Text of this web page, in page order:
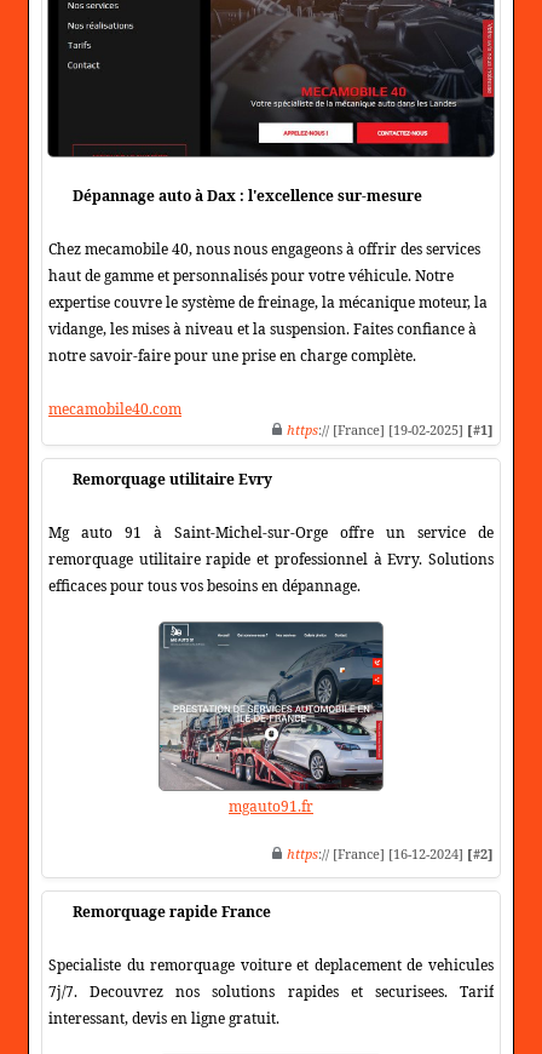
Dépannage auto à Dax : l'excellence sur-mesure
Chez mecamobile 40, nous nous engageons à offrir des services
haut de gamme et personnalisés pour votre véhicule. Notre
expertise couvre le système de freinage, la mécanique moteur, la
vidange, les mises à niveau et la suspension. Faites confiance à
notre savoir-faire pour une prise en charge complète.
mecamobile40.com
https:// [France] [19-02-2025] [#1]
Remorquage utilitaire Evry
Mg auto 91 à Saint-Michel-sur-Orge offre un service de
remorquage utilitaire rapide et professionnel à Evry. Solutions
efficaces pour tous vos besoins en dépannage.
mgauto91.fr
https:// [France] [16-12-2024] [#2]
Remorquage rapide France
Specialiste du remorquage voiture et deplacement de vehicules
7j/7. Decouvrez nos solutions rapides et securisees. Tarif
interessant, devis en ligne gratuit.